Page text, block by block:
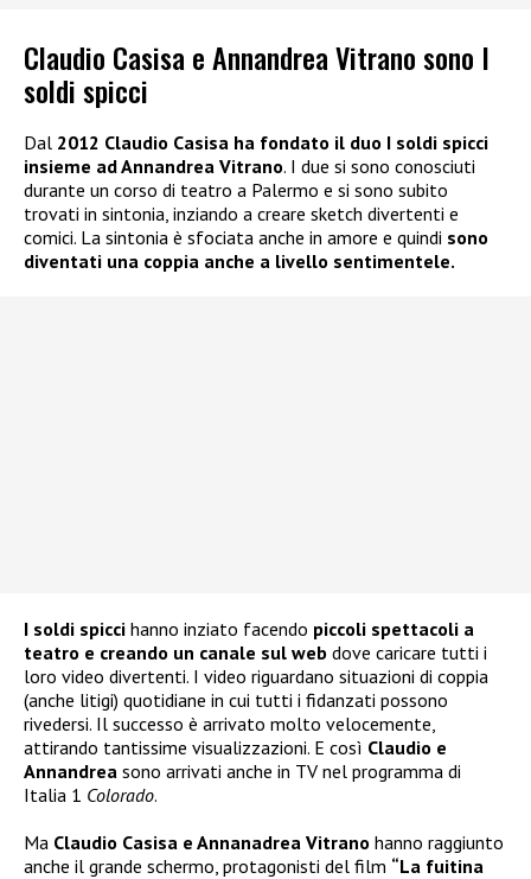
Claudio Casisa e Annandrea Vitrano sono I
soldi spicci
Dal 2012 Claudio Casisa ha fondato il duo I soldi spicci
insieme ad Annandrea Vitrano. I due si sono conosciuti
durante un corso di teatro a Palermo e si sono subito
trovati in sintonia, inziando a creare sketch divertenti e
comici. La sintonia è sfociata anche in amore e quindi sono
diventati una coppia anche a livello sentimentele.
I soldi spicci hanno inziato facendo piccoli spettacoli a
teatro e creando un canale sul web dove caricare tutti i
loro video divertenti. I video riguardano situazioni di coppia
(anche litigi) quotidiane in cui tutti i fidanzati possono
rivedersi. Il successo è arrivato molto velocemente,
attirando tantissime visualizzazioni. E così Claudio e
Annandrea sono arrivati anche in TV nel programma di
Italia 1 Colorado.
Ma Claudio Casisa e Annanadrea Vitrano hanno raggiunto
anche il grande schermo, protagonisti del film “La fuitina